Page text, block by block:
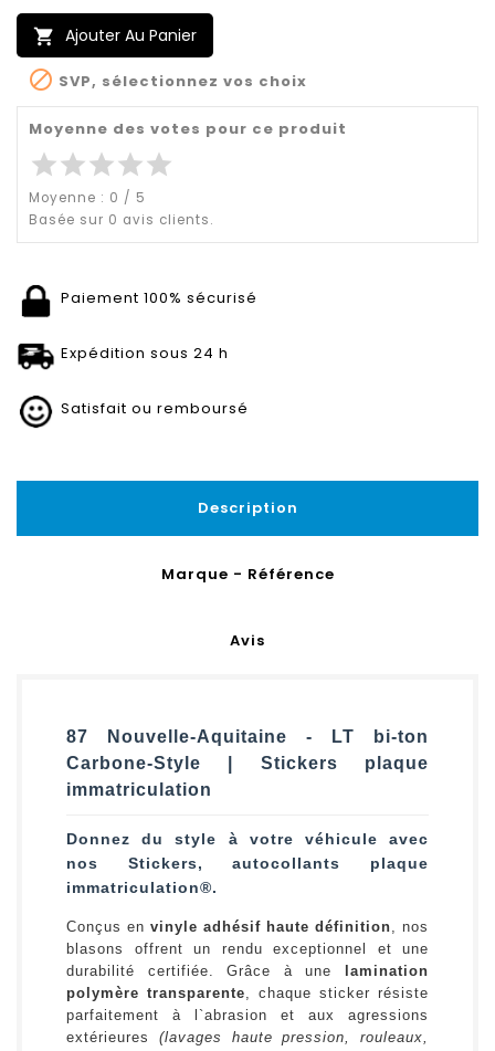
 Ajouter Au Panier
 SVP, sélectionnez vos choix
Moyenne des votes pour ce produit
starstarstarstarstar
Moyenne : 0 / 5
Basée sur 0 avis clients.
Paiement 100% sécurisé
Expédition sous 24 h
Satisfait ou remboursé
Description
Marque - Référence
Avis
87 Nouvelle-Aquitaine - LT bi-ton
Carbone-Style | Stickers plaque
immatriculation
Donnez du style à votre véhicule avec
nos Stickers, autocollants plaque
immatriculation®.
Conçus en vinyle adhésif haute définition, nos
blasons offrent un rendu exceptionnel et une
durabilité certifiée. Grâce à une
lamination
polymère transparente, chaque sticker résiste
parfaitement à l`abrasion et aux agressions
extérieures (lavages haute pression, rouleaux,